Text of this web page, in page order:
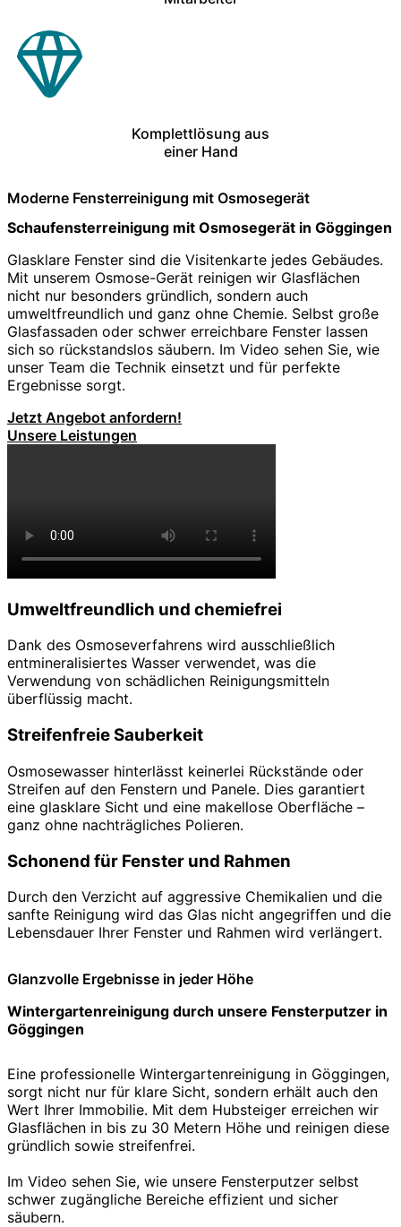
Komplettlösung aus
einer Hand
Moderne Fensterreinigung mit Osmosegerät
Schaufensterreinigung mit Osmosegerät in Göggingen
Glasklare Fenster sind die Visitenkarte jedes Gebäudes.
Mit unserem Osmose-Gerät reinigen wir Glasflächen
nicht nur besonders gründlich, sondern auch
umweltfreundlich und ganz ohne Chemie. Selbst große
Glasfassaden oder schwer erreichbare Fenster lassen
sich so rückstandslos säubern. Im Video sehen Sie, wie
unser Team die Technik einsetzt und für perfekte
Ergebnisse sorgt.
Jetzt Angebot anfordern!
Unsere Leistungen
Umweltfreundlich und chemiefrei
Dank des Osmoseverfahrens wird ausschließlich
entmineralisiertes Wasser verwendet, was die
Verwendung von schädlichen Reinigungsmitteln
überflüssig macht.
Streifenfreie Sauberkeit
Osmosewasser hinterlässt keinerlei Rückstände oder
Streifen auf den Fenstern und Panele. Dies garantiert
eine glasklare Sicht und eine makellose Oberfläche –
ganz ohne nachträgliches Polieren.
Schonend für Fenster und Rahmen
Durch den Verzicht auf aggressive Chemikalien und die
sanfte Reinigung wird das Glas nicht angegriffen und die
Lebensdauer Ihrer Fenster und Rahmen wird verlängert.
Glanzvolle Ergebnisse in jeder Höhe
Wintergartenreinigung durch unsere Fensterputzer in
Göggingen
Eine professionelle Wintergartenreinigung in Göggingen,
sorgt nicht nur für klare Sicht, sondern erhält auch den
Wert Ihrer Immobilie. Mit dem Hubsteiger erreichen wir
Glasflächen in bis zu 30 Metern Höhe und reinigen diese
gründlich sowie streifenfrei.
Im Video sehen Sie, wie unsere Fensterputzer selbst
schwer zugängliche Bereiche effizient und sicher
säubern.